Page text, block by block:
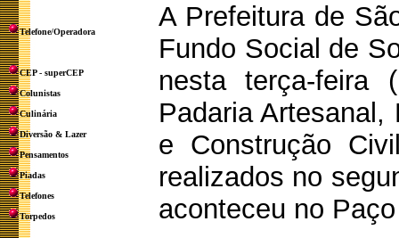
Telefone/Operadora
CEP - superCEP
Colunistas
Culinária
Diversão & Lazer
Pensamentos
Piadas
Telefones
Torpedos
A Prefeitura de
Fundo Social de
nesta terça-feira
Padaria
e Construção
realizados no
aconteceu no